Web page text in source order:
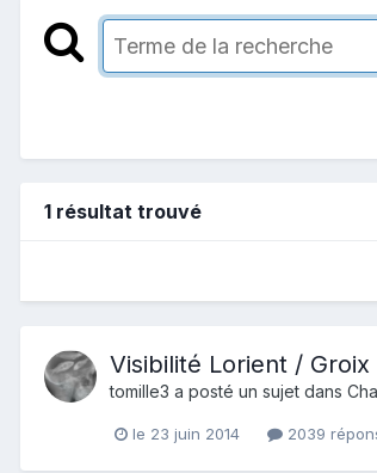
1 résultat trouvé
Visibilité Lorient / Groix
tomille3 a posté un sujet dans
le 23 juin 2014 2039